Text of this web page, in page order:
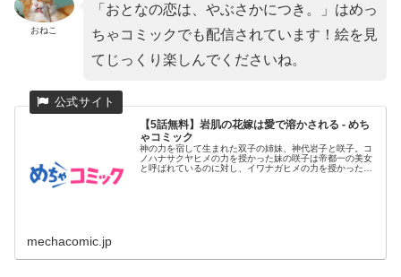
おねこ
「おとなの恋は、やぶさかにつき。」はめっ
ちゃコミックでも配信されています！絵を見
てじっくり楽しんでくださいね。
【5話無料】岩肌の花嫁は愛で溶かされる - めち
ゃコミック
神の力を宿して生まれた双子の姉妹、神代岩子と咲子。コ
ノハナサクヤヒメの力を授かった妹の咲子は帝都一の美女
と呼ばれているのに対し、イワナガヒメの力を授かった姉
mechacomic.jp